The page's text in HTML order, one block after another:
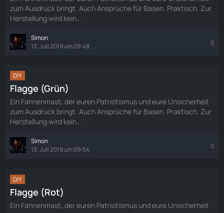
zum Ausdruck bringt. Auch Ansprüche für Basen. Praktisch. Zur
Herstellung wird kein…
Simon
13. Juli 2019 um 09:48
0
DIY
Flagge (Grün)
Ein Fahnenmast, der euren Patriotismus und eure Unsicherheit
zum Ausdruck bringt. Auch Ansprüche für Basen. Praktisch. Zur
Herstellung wird kein…
Simon
13. Juli 2019 um 09:54
0
DIY
Flagge (Rot)
Ein Fahnenmast, der euren Patriotismus und eure Unsicherheit